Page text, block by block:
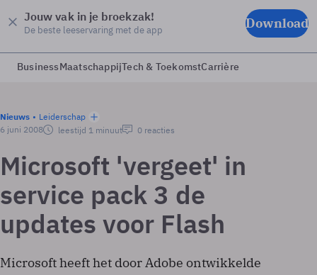
Jouw vak in je broekzak!
De beste leeservaring met de app Download
BusinessMaatschappijTech & ToekomstCarrière
Nieuws
Leiderschap
6 juni 2008
leestijd 1 minuut 0 reacties
Microsoft 'vergeet' in
service pack 3 de
updates voor Flash
Microsoft heeft het door Adobe ontwikkelde